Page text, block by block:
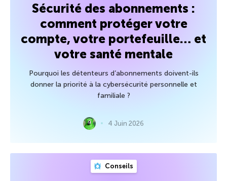
Sécurité des abonnements :
comment protéger votre
compte, votre portefeuille… et
votre santé mentale
Pourquoi les détenteurs d’abonnements doivent-ils
donner la priorité à la cybersécurité personnelle et
familiale ?
4 Juin 2026
Conseils